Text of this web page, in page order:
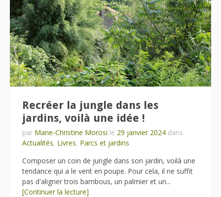
Recréer la jungle dans les
jardins, voilà une idée !
par Marie-Christine Morosi le 29 janvier 2024 dans
Actualités, Livres, Parcs et jardins
Composer un coin de jungle dans son jardin, voilà une
tendance qui a le vent en poupe. Pour cela, il ne suffit
pas d'aligner trois bambous, un palmier et un...
[Continuer la lecture]